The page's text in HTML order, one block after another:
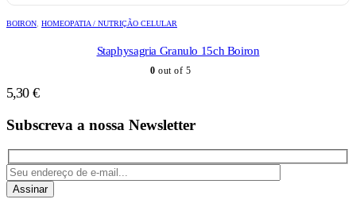
BOIRON, HOMEOPATIA / NUTRIÇÃO CELULAR
Staphysagria Granulo 15ch Boiron
0 out of 5
5,30 €
Subscreva a nossa Newsletter
Assinar